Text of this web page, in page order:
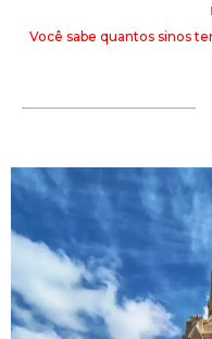
Você sabe quantos sinos